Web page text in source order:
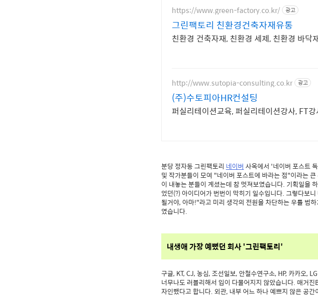
https://www.green-factory.co.kr/ 광고
그린팩토리 친환경건축자재유통
친환경 건축자재, 친환경 세제, 친환경 바닥
http://www.sutopia-consulting.co.kr 광고
(주)수토피아HR컨설팅
퍼실리테이션교육, 퍼실리테이션강사, FT
분당 정자동 그린팩토리 네이버사옥에서 '네이버 포스트
및 작가분들이 모여 "네이버 포스트에 바라는 점"이라는
이 내놓는 분들이 계셨는데 참 멋져보였습니다. 기획일을
었던(?) 아이디어가 번번이 막히기 일수입니다. 그렇다보
될거야, 아마!"라고 미리 생각의 전원을 차단하는 우를 범
였습니다.
내생애 가장 예뻤던 회사 '그린팩토리'
구글, KT, CJ, 농심, 조선일보, 안철수연구소, HP, 카카오,
너무나도 러블리해서 입이 다물어지지 않았습니다. 매거진
자인했다고 합니다. 외관, 내부 어느 하나 예쁘지 않은 공